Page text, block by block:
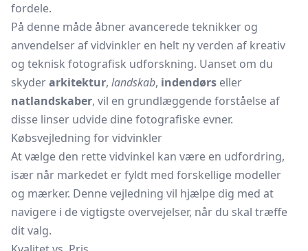
fordele.
På denne måde åbner avancerede teknikker og
anvendelser af vidvinkler en helt ny verden af kreativ
og teknisk fotografisk udforskning. Uanset om du
skyderarkitektur, landskab, indendørs eller
natlandskaber, vil en grundlæggende forståelse af
disse linser udvide dine fotografiske evner.
Købsvejledning for vidvinkler
At vælge den rette vidvinkel kan være en udfordring,
især når markedet er fyldt med forskellige modeller
og mærker. Denne vejledning vil hjælpe dig med at
navigere i de vigtigste overvejelser, når du skal træffe
dit valg.